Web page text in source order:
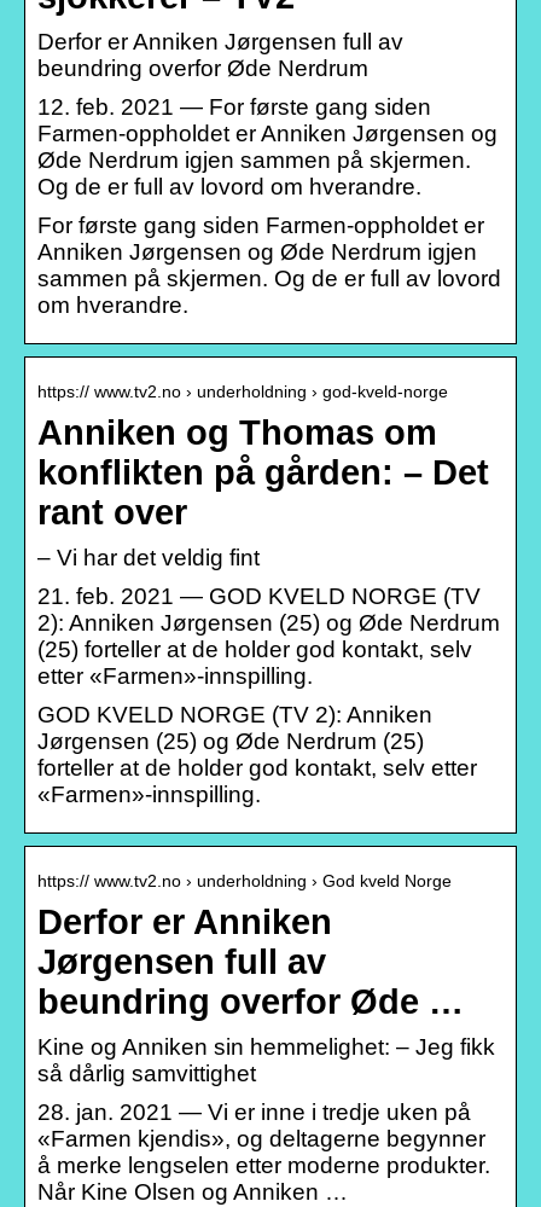
Derfor er Anniken Jørgensen full av
beundring overfor Øde Nerdrum
12. feb. 2021 — For første gang siden
Farmen-oppholdet er Anniken Jørgensen og
Øde Nerdrum igjen sammen på skjermen.
Og de er full av lovord om hverandre.
For første gang siden Farmen-oppholdet er
Anniken Jørgensen og Øde Nerdrum igjen
sammen på skjermen. Og de er full av lovord
om hverandre.
https:// www.tv2.no › underholdning › god-kveld-norge
Anniken og Thomas om
konflikten på gården: – Det
rant over
– Vi har det veldig fint
21. feb. 2021 — GOD KVELD NORGE (TV
2): Anniken Jørgensen (25) og Øde Nerdrum
(25) forteller at de holder god kontakt, selv
etter «Farmen»-innspilling.
GOD KVELD NORGE (TV 2): Anniken
Jørgensen (25) og Øde Nerdrum (25)
forteller at de holder god kontakt, selv etter
«Farmen»-innspilling.
https:// www.tv2.no › underholdning › God kveld Norge
Derfor er Anniken
Jørgensen full av
beundring overfor Øde …
Kine og Anniken sin hemmelighet: – Jeg fikk
så dårlig samvittighet
28. jan. 2021 — Vi er inne i tredje uken på
«Farmen kjendis», og deltagerne begynner
å merke lengselen etter moderne produkter.
Når Kine Olsen og Anniken …